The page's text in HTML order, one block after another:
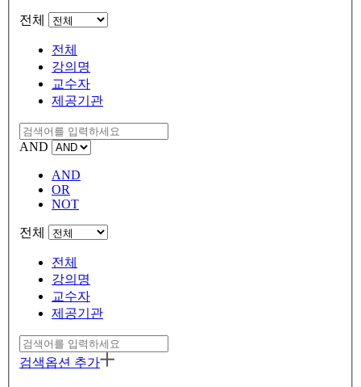
전체
전체
강의명
교수자
제공기관
AND
AND
OR
NOT
전체
전체
강의명
교수자
제공기관
검색옵션 추가